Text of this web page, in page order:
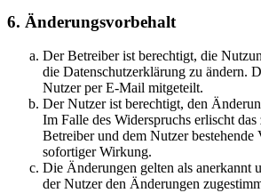
6. Änderungsvorbehalt
Der Betreiber ist berechtigt, die
die Datenschutzerklärung zu ändern.
Nutzer per E-Mail mitgeteilt.
Der Nutzer ist berechtigt, den
Im Falle des Widerspruchs erlischt
Betreiber und dem Nutzer bestehende
sofortiger Wirkung.
Die Änderungen gelten als anerkannt
der Nutzer den Änderungen